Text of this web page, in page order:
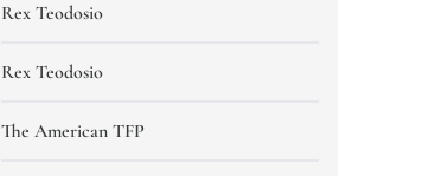
Rex Teodosio
Rex Teodosio
The American TFP